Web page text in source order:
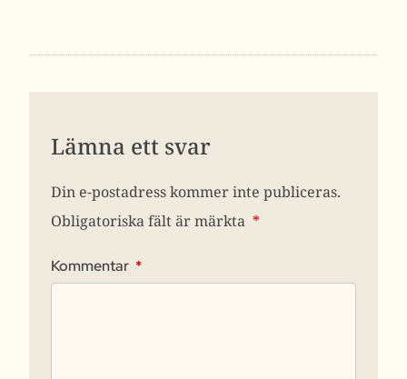
Lämna ett svar
Din e-postadress kommer inte publiceras.
Obligatoriska fält är märkta *
Kommentar *